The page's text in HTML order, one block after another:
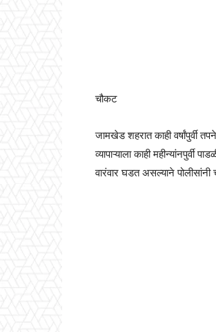
चौकट
जामखेड शहरात काही वर्षांपुर्वी
व्यापाऱ्याला काही
वारंवार घडत असल्याने